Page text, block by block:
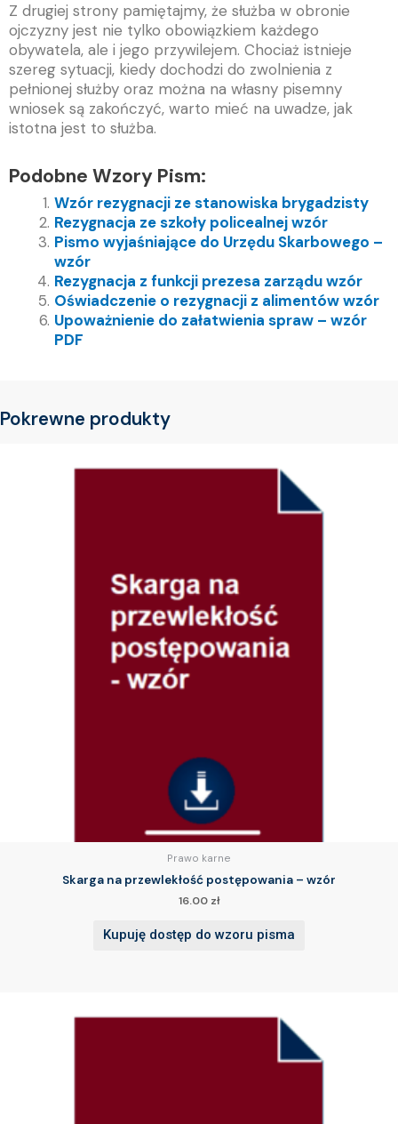
Z drugiej strony pamiętajmy, że służba w obronie
ojczyzny jest nie tylko obowiązkiem każdego
obywatela, ale i jego przywilejem. Chociaż istnieje
szereg sytuacji, kiedy dochodzi do zwolnienia z
pełnionej służby oraz można na własny pisemny
wniosek są zakończyć, warto mieć na uwadze, jak
istotna jest to służba.
Podobne Wzory Pism:
Wzór rezygnacji ze stanowiska brygadzisty
Rezygnacja ze szkoły policealnej wzór
Pismo wyjaśniające do Urzędu Skarbowego –
wzór
Rezygnacja z funkcji prezesa zarządu wzór
Oświadczenie o rezygnacji z alimentów wzór
Upoważnienie do załatwienia spraw – wzór
PDF
Pokrewne produkty
Prawo karne
Skarga na przewlekłość postępowania – wzór
16.00 zł
Kupuję dostęp do wzoru pisma